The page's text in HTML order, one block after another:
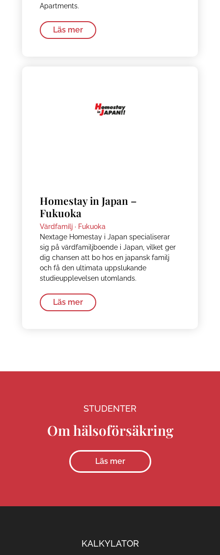
Apartments.
Läs mer
Homestay in Japan –
Fukuoka
Värdfamilj · Fukuoka
Nextage Homestay i Japan specialiserar
sig på värdfamiljboende i Japan, vilket ger
dig chansen att bo hos en japansk familj
och få den ultimata uppslukande
studieupplevelsen utomlands.
Läs mer
STUDENTER
Om hälsoförsäkring
Läs mer
KALKYLATOR